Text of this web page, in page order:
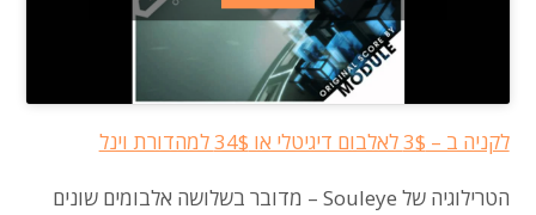
לקניה ב – 3$ לאלבום דיגיטלי או 34$ למהדורת וינל
הטרילוגיה של Souleye
– מדובר בשלושה אלבומים שונים